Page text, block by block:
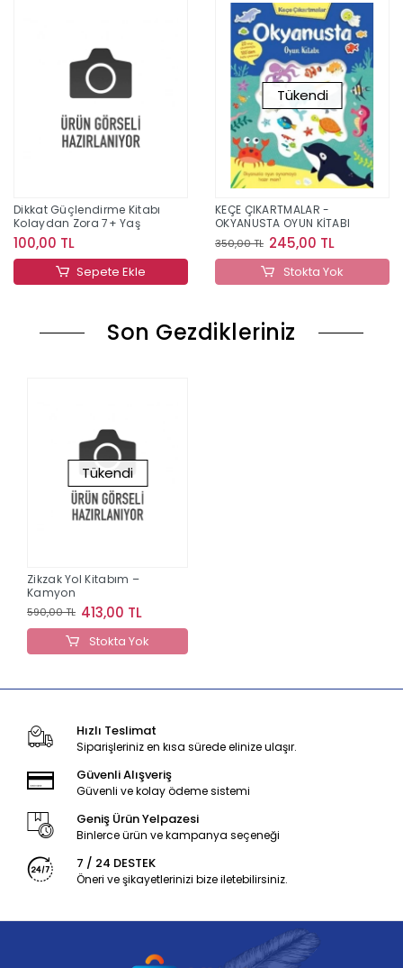
Dikkat Güçlendirme Kitabı
Kolaydan Zora 7+ Yaş
100,00 TL
Sepete Ekle
Tükendi
KEÇE ÇIKARTMALAR -
OKYANUSTA OYUN KİTABI
350,00 TL 245,00 TL
Stokta Yok
Son Gezdikleriniz
Tükendi
Zikzak Yol Kitabım –
Kamyon
590,00 TL 413,00 TL
Stokta Yok
Hızlı Teslimat
Siparişleriniz en kısa sürede elinize ulaşır.
Güvenli Alışveriş
Güvenli ve kolay ödeme sistemi
Geniş Ürün Yelpazesi
Binlerce ürün ve kampanya seçeneği
7 / 24 DESTEK
Öneri ve şikayetlerinizi bize iletebilirsiniz.